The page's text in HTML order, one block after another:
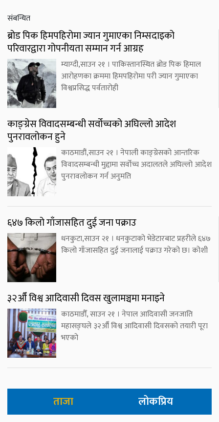
संबन्धित
ब्रोड पिक हिमपहिरोमा ज्यान गुमाएका निम्सदाइको
परिवारद्वारा गोपनीयता सम्मान गर्न आग्रह
म्याग्दी,साउन २१ । पाकिस्तानस्थित ब्रोड पिक हिमाल
आरोहणका क्रममा हिमपहिरोमा परी ज्यान गुमाएका
विश्वप्रसिद्ध पर्वतारोही
काङ्ग्रेस विवादसम्बन्धी सर्वोच्चको अघिल्लो आदेश
पुनरावलोकन हुने
काठमाडौं,साउन २१ । नेपाली काङ्ग्रेसको आन्तरिक
विवादसम्बन्धी मुद्दामा सर्वोच्च अदालतले अघिल्लो आदेश
पुनरावलोकन गर्न अनुमति
६४७ किलो गाँजासहित दुई जना पक्राउ
धनकुटा,साउन २१ । धनकुटाको भेडेटारबाट प्रहरीले ६४७
किलो गाँजासहित दुई जनालाई पक्राउ गरेको छ। कोशी
३२औँ विश्व आदिवासी दिवस खुलामञ्चमा मनाइने
काठमाडौँ, साउन २१ । नेपाल आदिवासी जनजाति
महासङ्घले ३२औँ विश्व आदिवासी दिवसको तयारी पूरा
भएको
ताजा लोकप्रिय